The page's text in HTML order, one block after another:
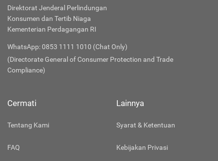
Direktorat Jenderal Perlindungan
Konsumen dan Tertib Niaga
Kementerian Perdagangan RI
WhatsApp: 0853 1111 1010 (Chat Only)
(Directorate General of Consumer Protection and Trade
Compliance)
Cermati
Tentang Kami
FAQ
Lainnya
Syarat & Ketentuan
Kebijakan Privasi